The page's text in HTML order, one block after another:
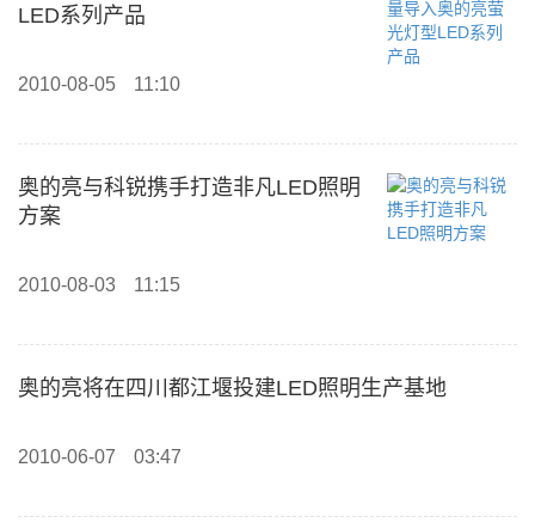
LED系列产品
2010-08-05 11:10
奥的亮与科锐携手打造非凡LED照明
方案
2010-08-03 11:15
奥的亮将在四川都江堰投建LED照明生产基地
2010-06-07 03:47